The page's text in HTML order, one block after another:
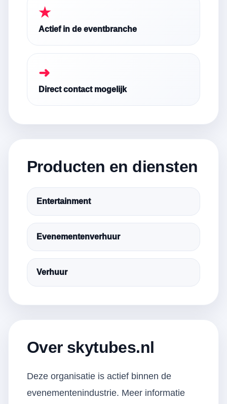
★
Actief in de eventbranche
➜
Direct contact mogelijk
Producten en diensten
Entertainment
Evenementenverhuur
Verhuur
Over skytubes.nl
Deze organisatie is actief binnen de
evenementenindustrie. Meer informatie